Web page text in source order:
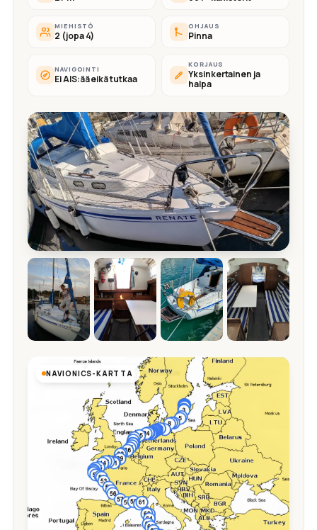
MIEHISTÖ
2 (jopa 4)
OHJAUS
Pinna
NAVIGOINTI
Ei AIS:ää eikä tutkaa
KORJAUS
Yksinkertainen ja
halpa
NAVIONICS-KARTTA